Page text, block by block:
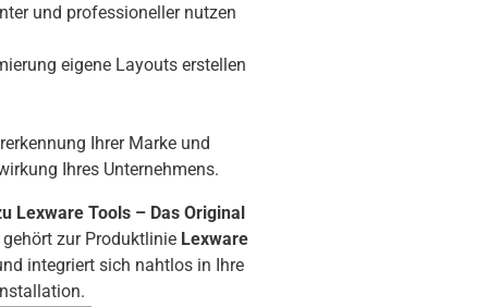
und professioneller nutzen
eigene Layouts erstellen
Ihrer Marke und
Ihres Unternehmens.
Lexware Tools – Das Original
zur Produktlinie Lexware
integriert sich nahtlos in Ihre